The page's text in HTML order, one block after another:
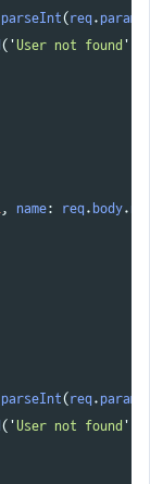
parseInt( req . params
( 'User not found '
, name: req . body.
parseInt( req . params
( 'User not found '